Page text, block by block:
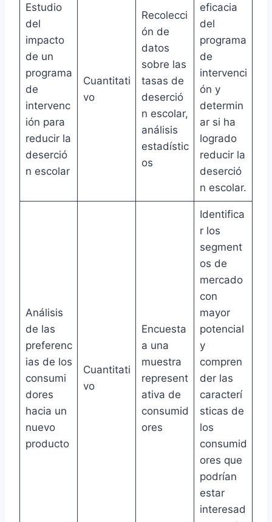
Estudio
del
impacto
de un
programa
de
intervenc
ión para
reducir la
deserció
n escolar
Cuantitati
vo
Recolecci
ón de
datos
sobre las
tasas de
deserció
n escolar,
análisis
estadístic
os
eficacia
del
programa
de
intervenci
ón y
determin
ar si ha
logrado
reducir la
deserció
n escolar.
Análisis
de las
preferenc
ias de los
consumi
dores
hacia un
nuevo
producto
Cuantitati
vo
Encuesta
a una
muestra
represent
ativa de
consumid
ores
Identifica
r los
segment
os de
mercado
con
mayor
potencial
y
compren
der las
caracterí
sticas de
los
consumid
ores que
podrían
estar
interesad